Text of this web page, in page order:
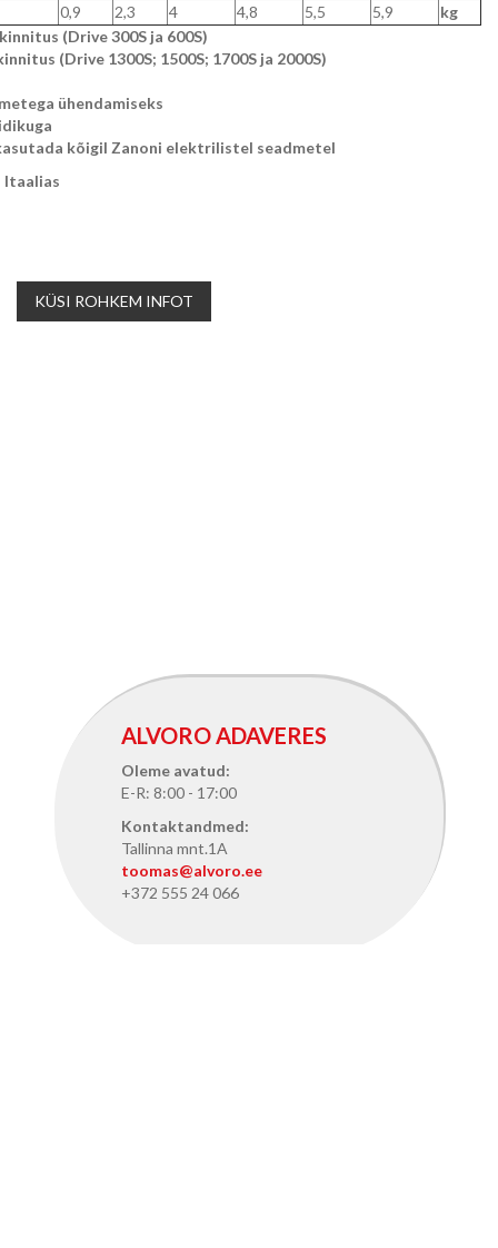
0,9
2,3 4 4,8 5,5 5,9
kg
(Drive 300S ja 600S)
(Drive 1300S; 1500S; 1700S ja 2000S)
ühendamiseks
kõigil Zanoni elektrilistel seadmetel
KÜSI ROHKEM INFOT
ALVORO ADAVERES
Oleme avatud:
E-R: 8:00 - 17:00
Kontaktandmed:
Tallinna mnt.1A
toomas@alvoro.ee
+372 555 24 066